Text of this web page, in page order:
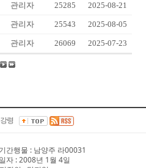
관리자 25285 2025-08-21
관리자 25543 2025-08-05
관리자 26069 2025-07-23
령
간행물 : 남양주 라00031
: 2008년 1월 4일